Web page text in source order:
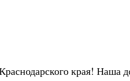
края! Наша